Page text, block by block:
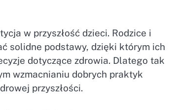
w przyszłość dzieci. Rodzice i
solidne podstawy, dzięki którym ich
dotyczące zdrowia. Dlatego tak
wzmacnianiu dobrych praktyk
przyszłości.